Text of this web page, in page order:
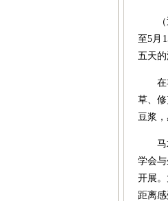
至5月
五天的
草、
豆浆，
学会
开展
距离